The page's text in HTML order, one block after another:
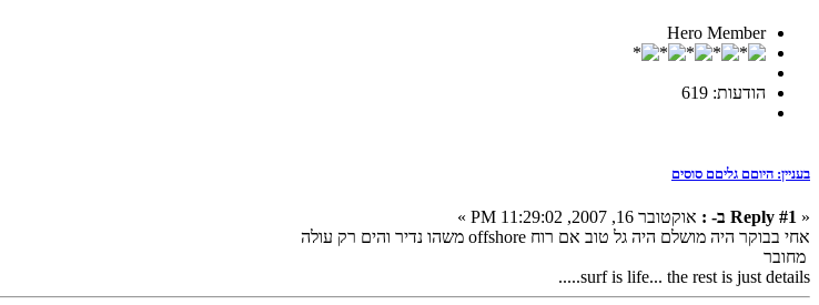
Hero Member
הודעות: 619
בעניין: היוםם גליםם סוסים
« Reply #1 ב- :
אוקטובר 16, 2007, 11:29:02 PM »
אחי בבוקר היה מושלם היה גל טוב אם רוח offshore משהו נדיר והים רק עולה
מחובר
surf is life... the rest is just details.....